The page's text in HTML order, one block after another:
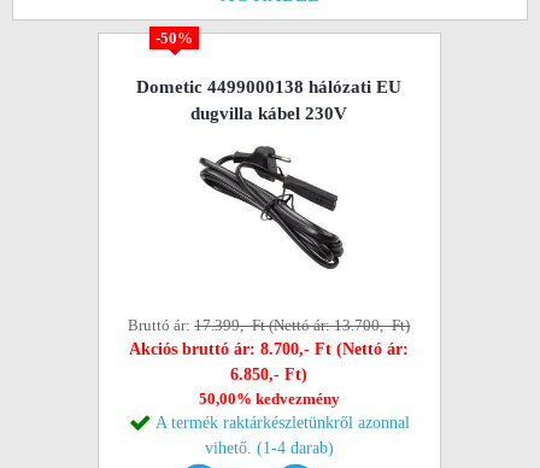
-50%
Dometic 4499000138 hálózati EU
dugvilla kábel 230V
Bruttó ár:17.399,- Ft (Nettó ár: 13.700,- Ft)
Akciós bruttó ár: 8.700,- Ft (Nettó ár:
6.850,- Ft)
50,00% kedvezmény
A termék raktárkészletünkről azonnal
vihető. (1-4 darab)